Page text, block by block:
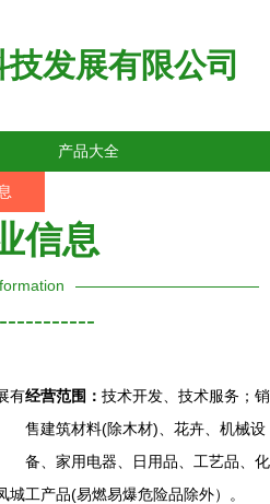
发展有限公司
产品大全
信息
有
城
经营范围： 技术开发、技术服务；销
售建筑材料(除木材)、花卉、机械设
备、家用电器、日用品、工艺品、化
工产品(易燃易爆危险品除外）。